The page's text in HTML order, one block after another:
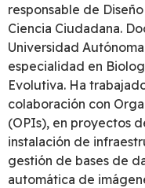
responsable de
Ciencia Ciudadana.
Universidad
especialidad en
Evolutiva. Ha
colaboración con
(OPIs), en proyectos
instalación de
gestión de bases de
automática de